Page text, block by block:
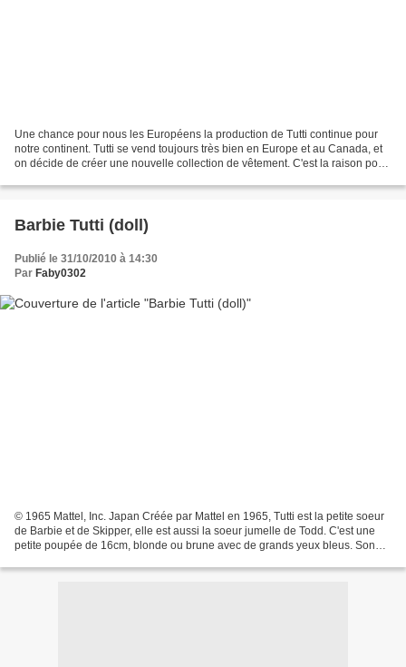
Une chance pour nous les Européens la production de Tutti continue pour
notre continent. Tutti se vend toujours très bien en Europe et au Canada, et
on décide de créer une nouvelle collection de vêtement. C'est la raison pour
Barbie Tutti (doll)
Publié le 31/10/2010 à 14:30
Par Faby0302
© 1965 Mattel, Inc. Japan Créée par Mattel en 1965, Tutti est la petite soeur
de Barbie et de Skipper, elle est aussi la soeur jumelle de Todd. C'est une
petite poupée de 16cm, blonde ou brune avec de grands yeux bleus. Son